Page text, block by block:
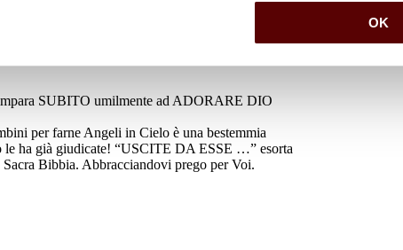
OK
SUBITO umilmente ad ADORARE DIO
per farne Angeli in Cielo è una bestemmia
ha già giudicate! “USCITE DA ESSE …” esorta
Bibbia. Abbracciandovi prego per Voi.